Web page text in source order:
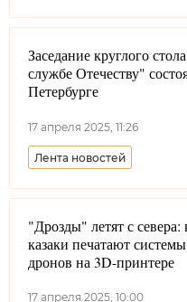
Всероссийское казачье
Луганская Народная
Совет при Президенте
Заседание круглого
службе Отечеству"
Петербурге
17 апреля 2025, 11:26
Лента новостей
Северо-Западное
Санкт-Петербург
Образование
"Дрозды" летят с
казаки печатают
дронов на 3D-принтере
17 апреля 2025, 10:00